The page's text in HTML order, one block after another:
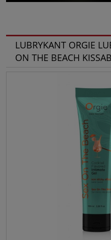
LUBRYKANT ORGIE
ON THE BEACH